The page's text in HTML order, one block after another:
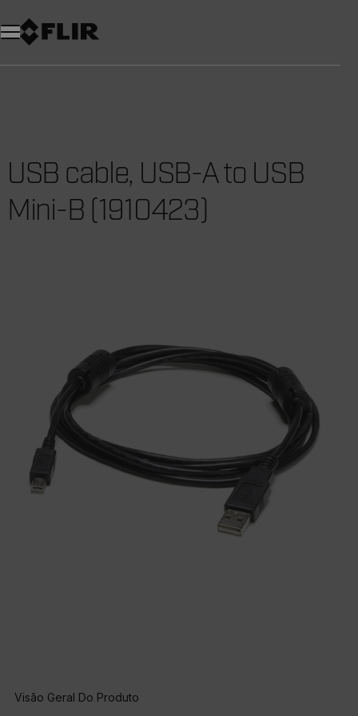
USB cable, USB-A to USB
Mini-B (1910423)
Visão Geral Do Produto